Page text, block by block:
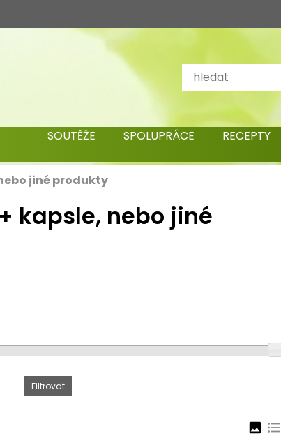
SOUTĚŽE SPOLUPRÁCE RECEPTY
nebo jiné produkty
kapsle, nebo jiné
image format_list_bulleted